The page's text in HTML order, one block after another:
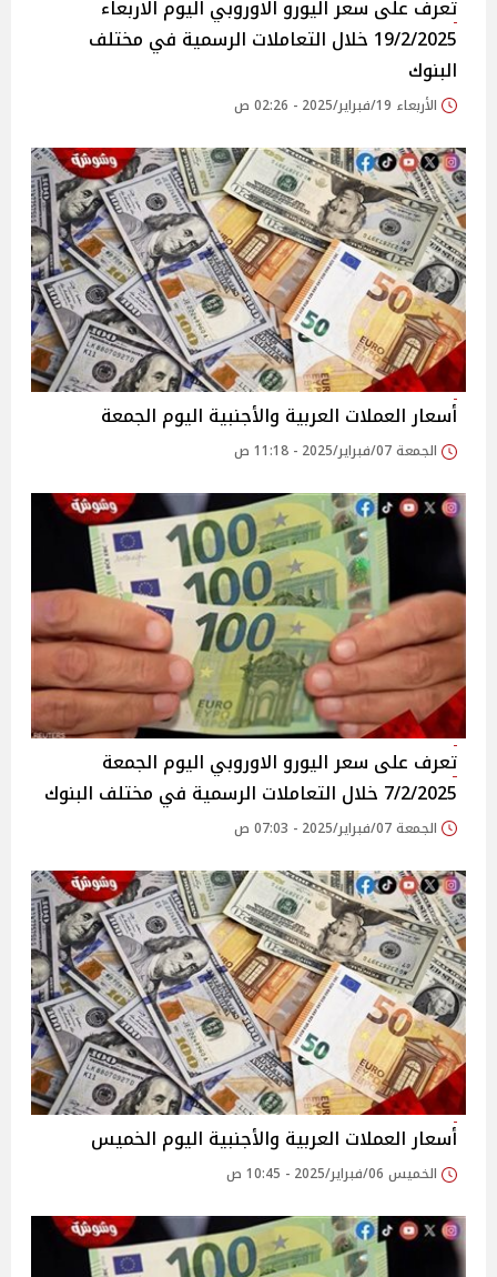
تعرف على سعر اليورو الاوروبي اليوم الاربعاء
19/2/2025 خلال التعاملات الرسمية في مختلف
البنوك
الأربعاء 19/فبراير/2025 - 02:26 ص
أسعار العملات العربية والأجنبية اليوم الجمعة
الجمعة 07/فبراير/2025 - 11:18 ص
تعرف على سعر اليورو الاوروبي اليوم الجمعة
7/2/2025 خلال التعاملات الرسمية في مختلف البنوك
الجمعة 07/فبراير/2025 - 07:03 ص
أسعار العملات العربية والأجنبية اليوم الخميس
الخميس 06/فبراير/2025 - 10:45 ص